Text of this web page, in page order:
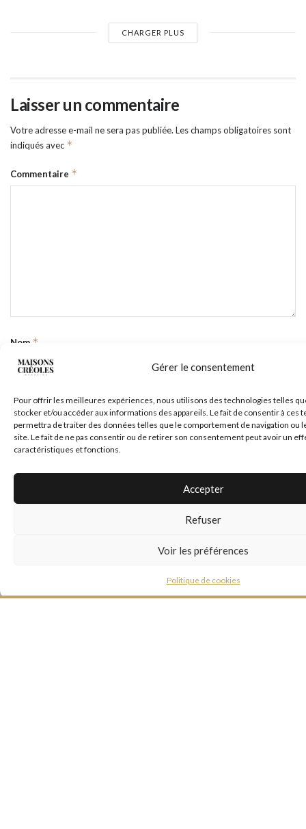
Gérer le consentement
Pour offrir les meilleures expériences, nous utilisons des technologies telles
stocker et/ou accéder aux informations des appareils. Le fait de consentir à ces
permettra de traiter des données telles que le comportement de navigation ou
site. Le fait de ne pas consentir ou de retirer son consentement peut avoir un
caractéristiques et fonctions.
Accepter
Refuser
Voir les préférences
Politique de cookies
CHARGER PLUS
Laisser un commentaire
Votre adresse e-mail ne sera pas publiée. Les champs obligatoires sont
indiqués avec *
Commentaire *
Nom *
E-mail*